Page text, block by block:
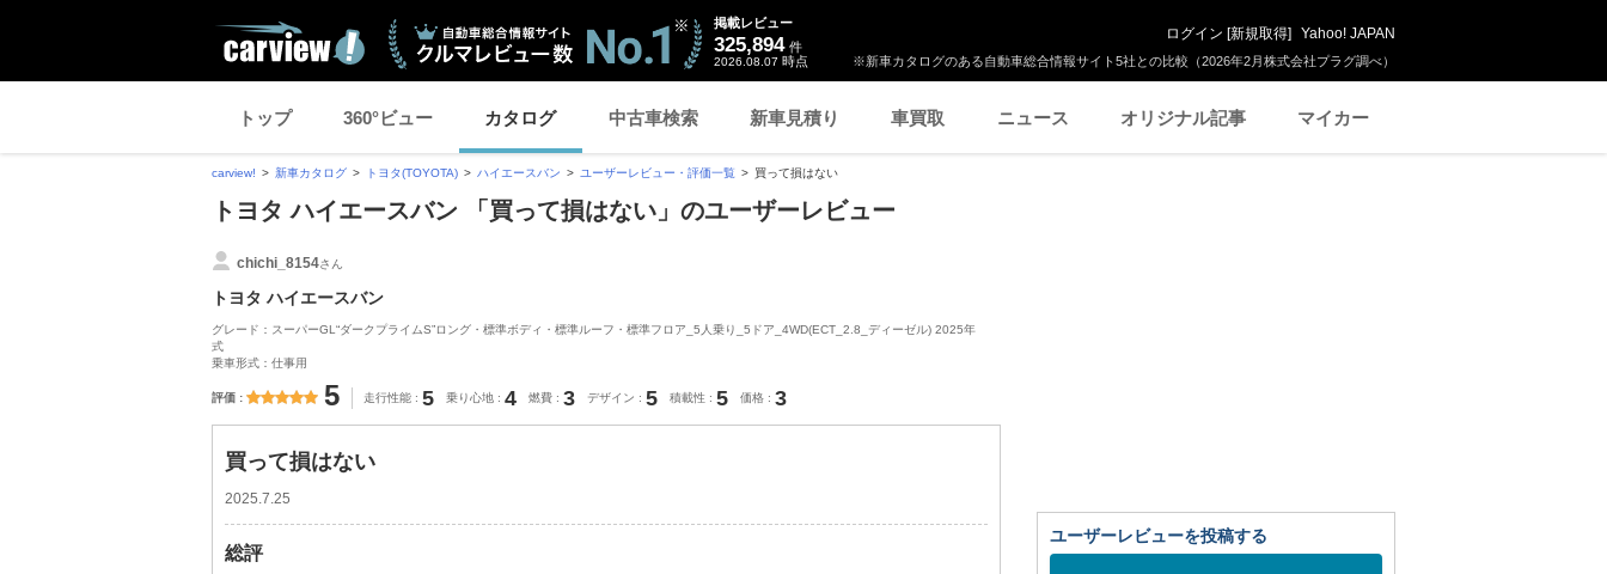
※新車カタログのある自動車総合情報サイト5社との比較（2026年2月株式会社プラグ調べ）
掲載レビュー
325,894 件
2026.08.07 時点
ログイン [新規取得] Yahoo! JAPAN
トップ 360°ビュー カタログ 中古車検索 新車見積り 車買取 ニュース オリジナル記事 マイカー
carview! 新車カタログ トヨタ(TOYOTA) ハイエースバン ユーザーレビュー・評価一覧 買って損はない
トヨタ ハイエースバン 「買って損はない」のユーザーレビュー
chichi_8154さん
トヨタ ハイエースバン
グレード：スーパーGL“ダークプライムS”ロング・標準ボディ・標準ルーフ・標準フロア_5人乗り_5ドア_4WD(ECT_2.8_ディーゼル) 2025年
式
乗車形式：仕事用
評価 5 走行性能 5 乗り心地 4 燃費 3 デザイン 5 積載性 5 価格 3
買って損はない
2025.7.25
総評
ユーザーレビューを投稿する